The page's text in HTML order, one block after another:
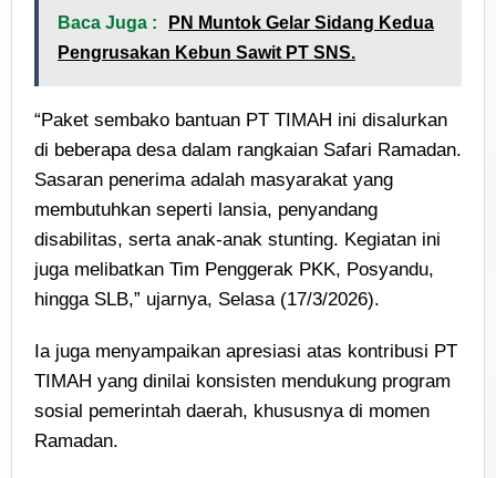
Baca Juga :
PN Muntok Gelar Sidang Kedua
Pengrusakan Kebun Sawit PT SNS.
“Paket sembako bantuan PT TIMAH ini disalurkan
di beberapa desa dalam rangkaian Safari Ramadan.
Sasaran penerima adalah masyarakat yang
membutuhkan seperti lansia, penyandang
disabilitas, serta anak-anak stunting. Kegiatan ini
juga melibatkan Tim Penggerak PKK, Posyandu,
hingga SLB,” ujarnya, Selasa (17/3/2026).
Ia juga menyampaikan apresiasi atas kontribusi PT
TIMAH yang dinilai konsisten mendukung program
sosial pemerintah daerah, khususnya di momen
Ramadan.